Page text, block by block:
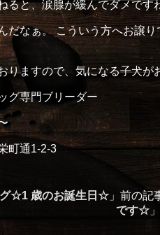
ると、涙腺が緩んでダメです
だなぁ。 こういう方へお譲
りますので、気になる子犬
グ専門ブリーダー
町通1-2-3
グ☆1 歳のお誕生日☆ 」前の
です☆